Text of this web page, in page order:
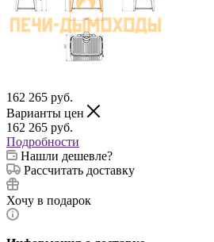
162 265 руб.
Варианты цен
162 265 руб.
Подробности
Нашли дешевле?
Рассчитать доставку
Хочу в подарок